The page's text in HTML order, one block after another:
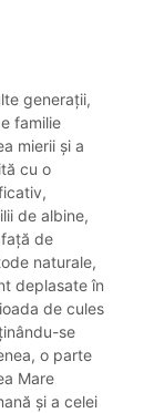
generații,
familie
mierii și a
cu o
de albine,
de
naturale,
deplasate în
de cules
se
o parte
Mare
și a celei